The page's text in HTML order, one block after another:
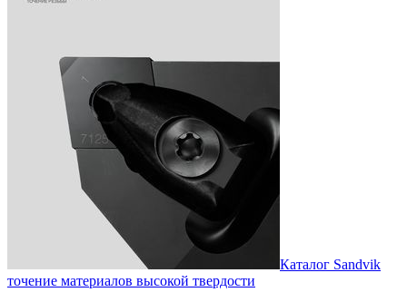
Каталог Sandvik
точение материалов высокой твердости